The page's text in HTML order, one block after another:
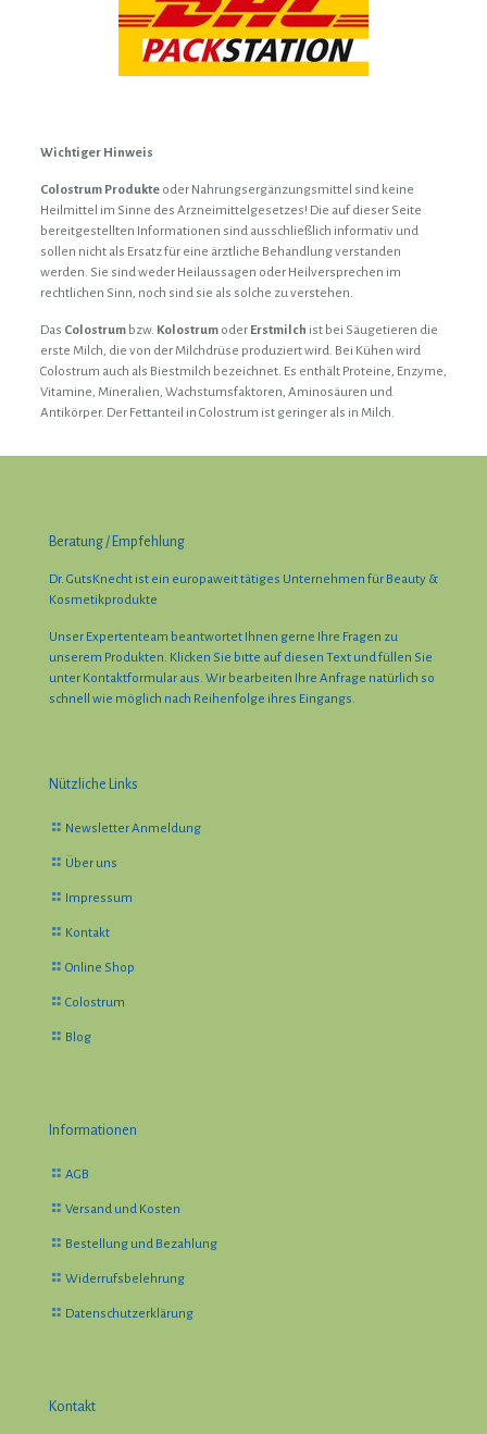
Wichtiger Hinweis
Colostrum Produkteoder Nahrungsergänzungsmittel sind keine
Heilmittel im Sinne des Arzneimittelgesetzes! Die auf dieser Seite
bereitgestellten Informationen sind ausschließlich informativ und
sollen nicht als Ersatz für eine ärztliche Behandlung verstanden
werden. Sie sind weder Heilaussagen oder Heilversprechen im
rechtlichen Sinn, noch sind sie als solche zu verstehen.
Das Colostrumbzw. Kolostrumoder Erstmilch ist bei Säugetieren die
erste Milch, die von der Milchdrüse produziert wird. Bei Kühen wird
Colostrum auch als Biestmilch bezeichnet. Es enthält Proteine, Enzyme,
Vitamine, Mineralien, Wachstumsfaktoren, Aminosäuren und
Antikörper. Der Fettanteil in Colostrum ist geringer als in Milch.
Beratung / Empfehlung
Dr. GutsKnecht ist ein europaweit tätiges Unternehmen für Beauty &
Kosmetikprodukte
Unser Expertenteam beantwortet Ihnen gerne Ihre Fragen zu
unserem Produkten. Klicken Sie bıtte auf diesen Text und füllen Sie
unter Kontaktformular aus. Wir bearbeiten Ihre Anfrage natürlich so
schnell wie möglich nach Reihenfolge ihres Eingangs.
Nützliche Links
Newsletter Anmeldung
Über uns
Impressum
Kontakt
Online Shop
Colostrum
Blog
Informationen
AGB
Versand und Kosten
Bestellung und Bezahlung
Widerrufsbelehrung
Datenschutzerklärung
Kontakt